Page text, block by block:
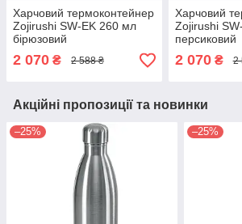
Харчовий термоконтейнер
Zojirushi SW-EK 260 мл
бірюзовий
2 070 ₴ 2 588 ₴
Харчовий
Zojirushi
персиковий
2 070₴ 2
Акційні пропозиції та новинки
–25% –25%